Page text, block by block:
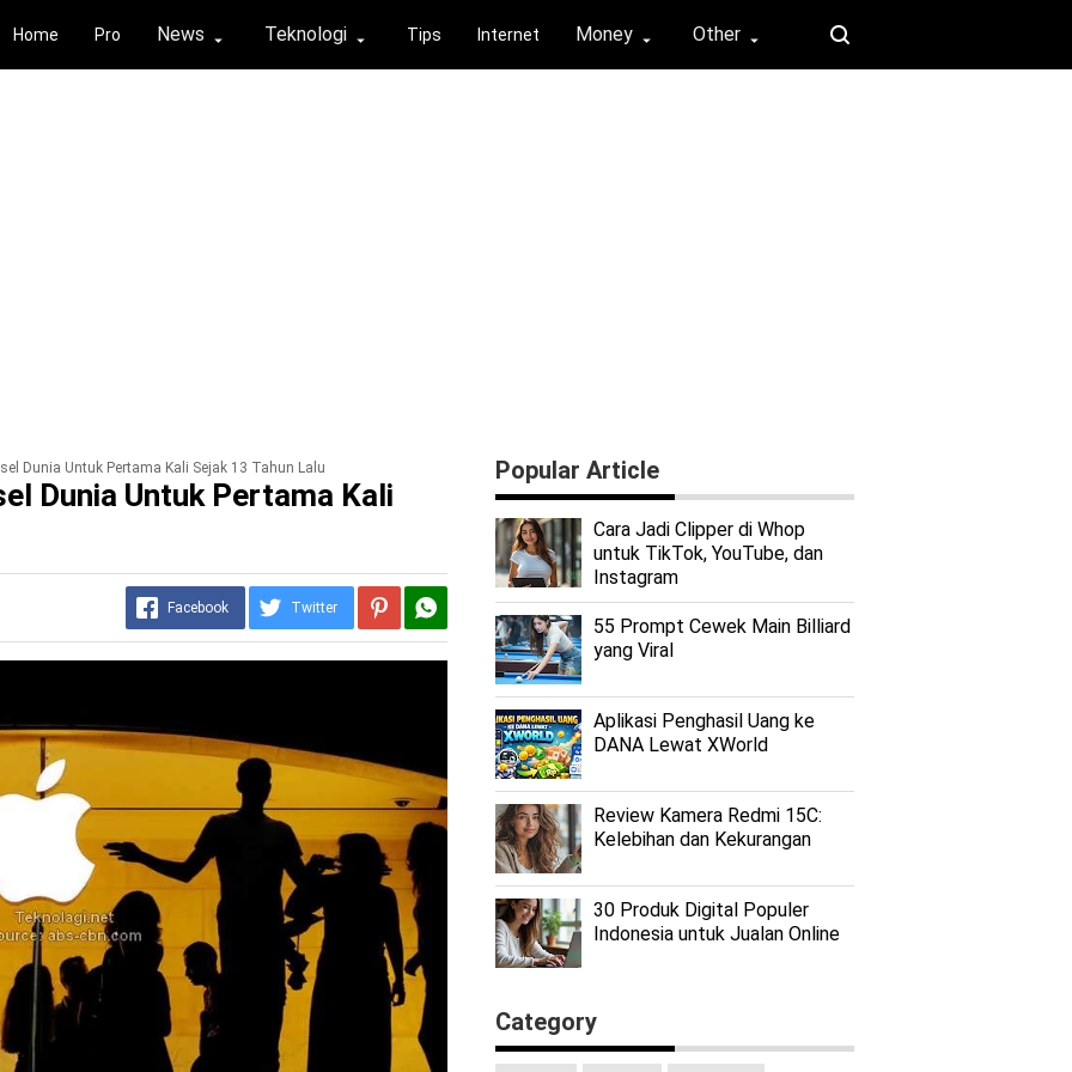
Home Pro News ⏶ Teknologi ⏶ Tips Internet Money ⏶ Other ⏶
Dunia Untuk Pertama Kali Sejak 13 Tahun Lalu
Dunia Untuk Pertama Kali
Facebook Twitter
Popular Article
Cara Jadi Clipper di Whop
untuk TikTok, YouTube, dan
Instagram
55 Prompt Cewek Main Billiard
yang Viral
Aplikasi Penghasil Uang ke
DANA Lewat XWorld
Review Kamera Redmi 15C:
Kelebihan dan Kekurangan
30 Produk Digital Populer
Indonesia untuk Jualan Online
Category